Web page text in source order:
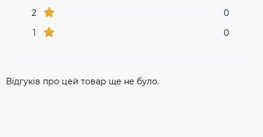
2
0
1
0
Відгуків про цей товар ще не було.